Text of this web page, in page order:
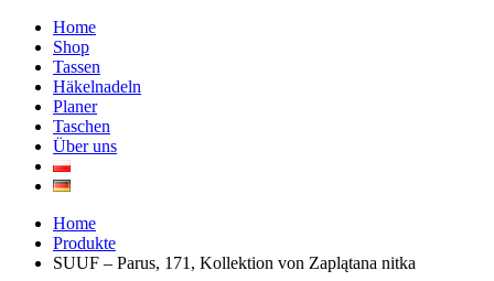
Home
Shop
Tassen
Häkelnadeln
Planer
Taschen
Über uns
Home
Produkte
SUUF – Parus, 171, Kollektion von Zaplątana nitka